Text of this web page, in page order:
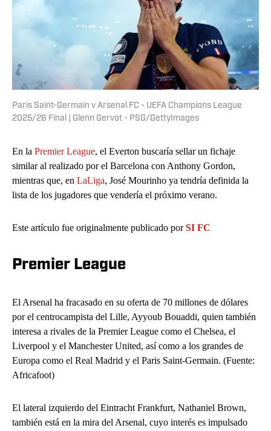
Paris Saint-Germain v Arsenal FC - UEFA Champions League
2025/26 Final | Glenn Gervot - PSG/GettyImages
En la Premier League, el Everton buscaría sellar un fichaje
similar al realizado por el Barcelona con Anthony Gordon,
mientras que, en LaLiga, José Mourinho ya tendría definida la
lista de los jugadores que vendería el próximo verano.
Este artículo fue originalmente publicado porSI FC
Premier League
El Arsenal ha fracasado en su oferta de 70 millones de dólares
por el centrocampista del Lille, Ayyoub Bouaddi, quien también
interesa a rivales de la Premier League como el Chelsea, el
Liverpool y el Manchester United, así como a los grandes de
Europa como el Real Madrid y el Paris Saint-Germain. (Fuente:
Africafoot)
El lateral izquierdo del Eintracht Frankfurt, Nathaniel Brown,
también está en la mira del Arsenal, cuyo interés es impulsado